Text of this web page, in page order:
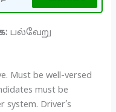
பல்வேறு
Must be well-versed
must be
Driver’s